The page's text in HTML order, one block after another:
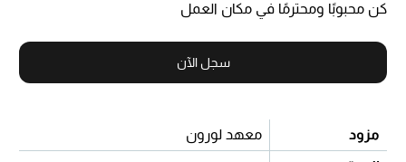
كن محبوبًا ومحترمًا في مكان العمل
سجل الآن
مزود
معهد لورون